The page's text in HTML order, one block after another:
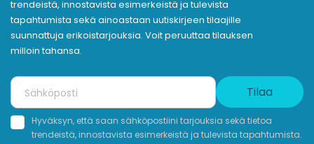
trendeistä, innostavista esimerkeistä ja tulevista
tapahtumista sekä ainoastaan uutiskirjeen tilaajille
suunnattuja erikoistarjouksia. Voit peruuttaa tilauksen
milloin tahansa.
Tilaa
Hyväksyn, että saan sähköpostiini tarjouksia sekä tietoa
trendeistä, innostavista esimerkeistä ja tulevista tapahtumista.